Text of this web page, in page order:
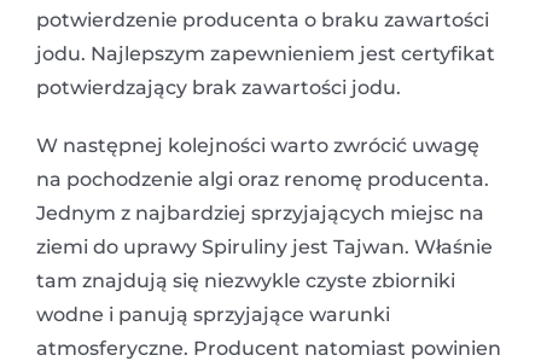
potwierdzenie producenta o braku zawartości
jodu. Najlepszym zapewnieniem jest certyfikat
potwierdzający brak zawartości jodu.
W następnej kolejności warto zwrócić uwagę
na pochodzenie algi oraz renomę producenta.
Jednym z najbardziej sprzyjających miejsc na
ziemi do uprawy Spiruliny jest Tajwan. Właśnie
tam znajdują się niezwykle czyste zbiorniki
wodne i panują sprzyjające warunki
atmosferyczne. Producent natomiast powinien